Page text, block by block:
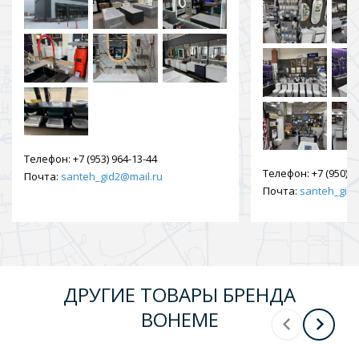
Телефон: +7 (953) 964-13-44
Почта: santeh_gid2@mail.ru Телефон: +7 (950)
Почта:
ДРУГИЕ ТОВАРЫ БРЕНДА
BOHEME